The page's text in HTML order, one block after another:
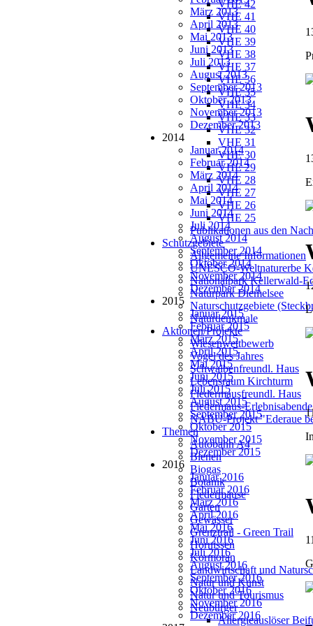
VHE 42
VHE 41
VHE 40
VHE 39
VHE 38
VHE 37
VHE 36
VHE 35
VHE 34
VHE 33
VHE 32
VHE 31
VHE 30
VHE 29
VHE 28
VHE 27
VHE 26
VHE 25
Publikationen aus den
Schutzgebiete
Allgemeine Informationen
UNESCO-Weltnaturerbe
Nationalpark Kellerwald-
Naturpark Diemelsee
Naturschutzgebiete
Naturdenkmale
Aktionen/Projekte
Wiesenwettbewerb
Vogel des Jahres
Schwalbenfreundl. Haus
Lebensraum Kirchturm
Fledermausfreundl. Haus
Fledermaus-Erlebnisabende
NABU-Projekt "Ederaue
Themen
Autobahn A4
Bienen
Biogas
Botanik
Fledermäuse
Garten
Gewässer
Grenztrail - Green Trail
Hornissen
Kormoran
Landwirtschaft und
Natur und Kunst
Natur und Tourismus
Neubürger
Allergieauslöser
März 2013
April 2013
Mai 2013
Juni 2013
Juli 2013
August 2013
September 2013
Oktober 2013
November 2013
Dezember 2013
2014
Januar 2014
Februar 2014
März 2014
April 2014
Mai 2014
Juni 2014
Juli 2014
August 2014
September 2014
Oktober 2014
November 2014
Dezember 2014
2015
Januar 2015
Februar 2015
März 2015
April 2015
Mai 2015
Juni 2015
Juli 2015
August 2015
September 2015
Oktober 2015
November 2015
Dezember 2015
2016
Januar 2016
Februar 2016
März 2016
April 2016
Mai 2016
Juni 2016
Juli 2016
August 2016
September 2016
Oktober 2016
November 2016
Dezember 2016